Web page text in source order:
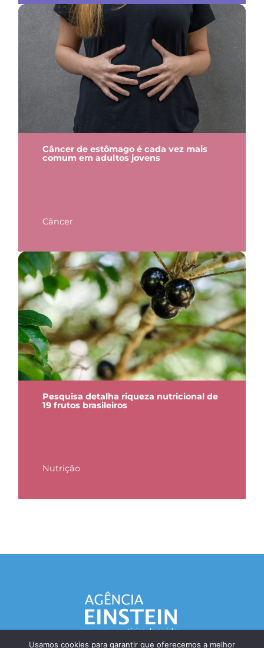
Câncer de estômago é cada vez mais
comum em adultos jovens
Câncer
Pesquisa detalha riqueza nutricional de
19 frutos brasileiros
Nutrição
Usamos cookies para garantir que oferecemos a melhor